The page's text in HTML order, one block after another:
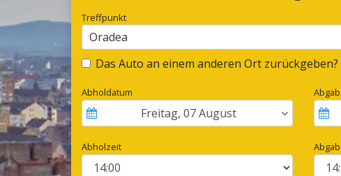
Treffpunkt
Oradea
Das Auto an einem anderen Ort zurückgeben?
Abholdatum
Freitag,07August
Abholzeit